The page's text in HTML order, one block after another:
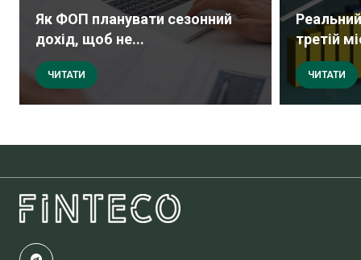
Як ФОП планувати сезонний
дохід, щоб не...
ЧИТАТИ
третій
ЧИТАТИ